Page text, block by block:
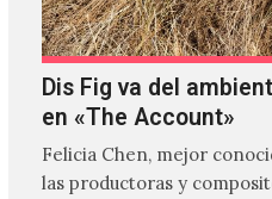
Dis Fig va del
en «The Account»
Felicia Chen, mejor
las productoras y